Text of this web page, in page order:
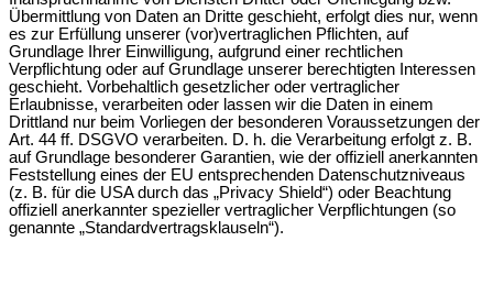
Übermittlung von Daten an Dritte geschieht, erfolgt dies nur, wenn
es zur Erfüllung unserer (vor)vertraglichen Pflichten, auf
Grundlage Ihrer Einwilligung, aufgrund einer rechtlichen
Verpflichtung oder auf Grundlage unserer berechtigten Interessen
geschieht. Vorbehaltlich gesetzlicher oder vertraglicher
Erlaubnisse, verarbeiten oder lassen wir die Daten in einem
Drittland nur beim Vorliegen der besonderen Voraussetzungen der
Art. 44 ff. DSGVO verarbeiten. D. h. die Verarbeitung erfolgt z. B.
auf Grundlage besonderer Garantien, wie der offiziell anerkannten
Feststellung eines der EU entsprechenden Datenschutzniveaus
(z. B. für die USA durch das „Privacy Shield“) oder Beachtung
offiziell anerkannter spezieller vertraglicher Verpflichtungen (so
genannte „Standardvertragsklauseln“).